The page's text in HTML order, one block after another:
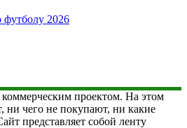
2026
проектом. На этом
ни чего не покупают, ни какие
представляет собой ленту